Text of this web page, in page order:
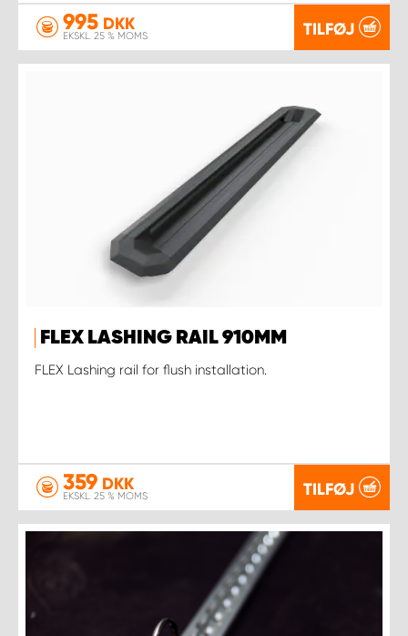
995 DKK
EKSKL. 25 % MOMS TILFØJ
FLEX LASHING RAIL 910MM
FLEX Lashing rail for flush installation.
359 DKK
EKSKL. 25 % MOMS TILFØJ